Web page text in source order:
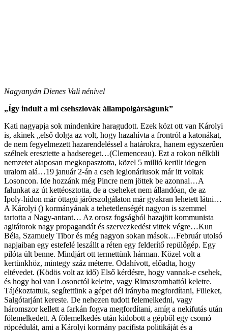
Nagyanyán Dienes Vali nénivel
„Így indult a mi csehszlovák állampolgárságunk”
Kati nagyapja sok mindenkire haragudott. Ezek közt ott van Károlyi
is, akinek „első dolga az volt, hogy hazahívta a frontról a katonákat,
de nem fegyelmezett hazarendeléssel a határokra, hanem egyszerűen
szélnek eresztette a hadsereget…(Clemenceau). Ezt a rokon nélküli
nemzetet alaposan megkopasztotta, közel 5 millió került idegen
uralom alá…19 január 2-án a cseh legionáriusok már itt voltak
Losoncon. Ide hozzánk még Pincre nem jöttek be azonnal…A
falunkat az út kettéosztotta, de a cseheket nem állandóan, de az
Ipoly-hídon már öttagú járőrszolgálaton már gyakran lehetett látni…
A Károlyi () kormányának a tehetetlenségét nagyon is szemmel
tartotta a Nagy-antant… Az orosz fogságból hazajött kommunista
agitátorok nagy propagandát és szervezkedést vittek végre…Kun
Béla, Szamuely Tibor és még nagyon sokan mások…Február utolsó
napjaiban egy estefelé leszállt a réten egy felderítő repülőgép. Egy
pilóta ült benne. Mindjárt ott termettünk hárman. Közel volt a
kertünkhöz, mintegy száz méterre. Odahívott, előadta, hogy
eltévedet. (Ködös volt az idő) Első kérdésre, hogy vannak-e csehek,
és hogy hol van Losonctól keletre, vagy Rimaszombattól keletre.
Tájékoztattuk, segítettünk a gépet dél irányba megfordítani, Füleket,
Salgótarjánt kereste. De nehezen tudott felemelkedni, vagy
háromszor kellett a farkán fogva megfordítani, amíg a nekifutás után
fölemelkedett. A fölemelkedés után kidobott a gépből egy csomó
röpcédulát, ami a Károlyi kormány pacifista politikáját és a